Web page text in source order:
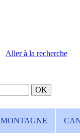
Aller à la recherche
MONTAGNE